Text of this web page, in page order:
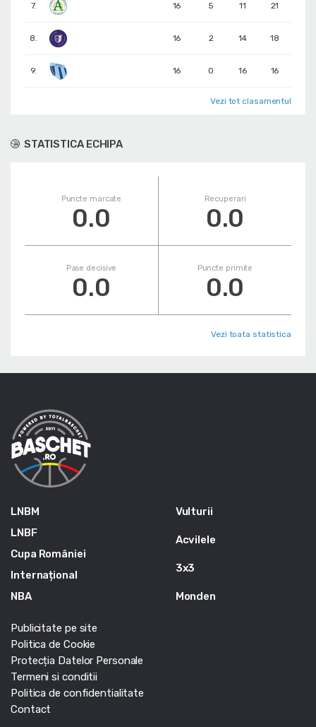
7. 16 5 11 21
8. 16 2 14 18
9. 16 0 16 16
Vezi tot clasamentul
STATISTICA ECHIPA
Puncte marcate
0.0
Recuperari
0.0
Pase decisive
0.0
Puncte primite
0.0
Vezi toata statistica
LNBM
LNBF
Cupa României
Internațional
NBA
Vulturii
Acvilele
3x3
Monden
Publicitate pe site
Politica de Cookie
Protecția Datelor Personale
Termeni si conditii
Politica de confidentialitate
Contact